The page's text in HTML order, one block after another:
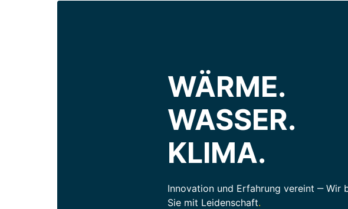
WÄRME.
WASSER.
KLIMA.
Innovation und Erfahrung vereint ‒ Wir
Sie mit Leidenschaft.